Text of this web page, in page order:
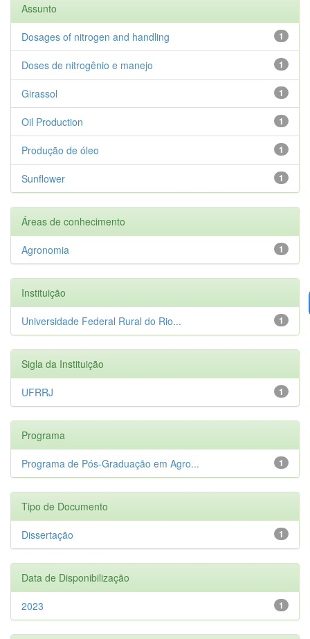
Assunto
1
Dosages of nitrogen and handling
1
Doses de nitrogênio e manejo
1
Girassol
1
Oil Production
1
Produção de óleo
1
Sunflower
Áreas de conhecimento
1
Agronomia
Instituição
1
Universidade Federal Rural do Rio...
Sigla da Instituição
1
UFRRJ
Programa
1
Programa de Pós-Graduação em Agro...
Tipo de Documento
1
Dissertação
Data de Disponibilização
1
2023